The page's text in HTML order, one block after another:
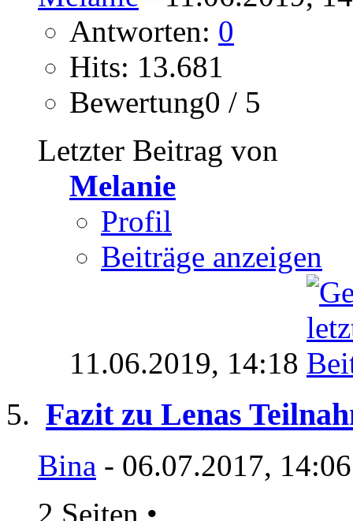
Antworten: 0
Hits: 13.681
Bewertung0 / 5
Letzter Beitrag von
Melanie
Profil
Beiträge anzeigen
11.06.2019, 14:18
Fazit zu Lenas
Bina - 06.07.2017,
2 Seiten •